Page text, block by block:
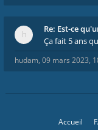
Re: Est-ce
Ça fait 5 ans
hudam, 09 mars 2023,
Accueil